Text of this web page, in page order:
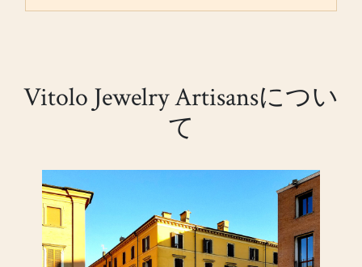
Vitolo Jewelry Artisansについ
て